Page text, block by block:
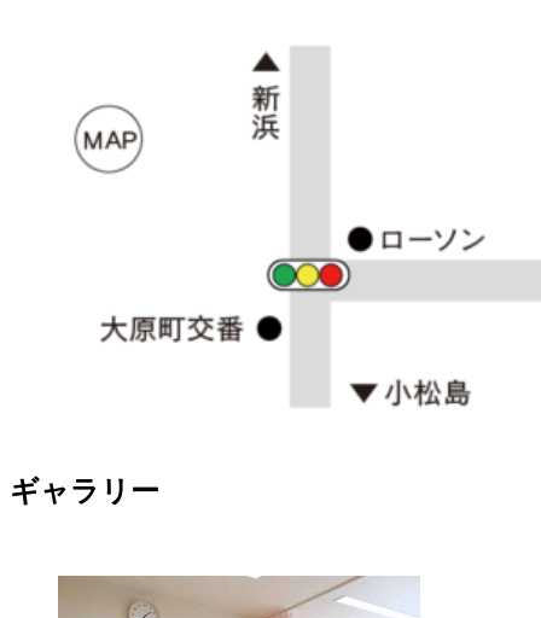
ギャラリー